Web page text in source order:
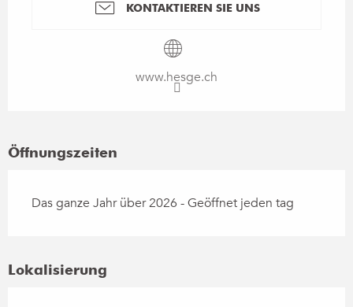
KONTAKTIEREN SIE UNS
www.hesge.ch
Öffnungszeiten
Das ganze Jahr über 2026 - Geöffnet jeden tag
Lokalisierung